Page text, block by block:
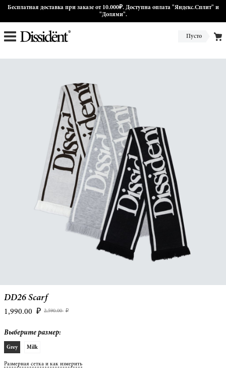
Бесплатная доставка при заказе от 10.000₽. Доступна оплата "Яндекс.Сплит" и
"Долями".
Пусто
DD26 Scarf
1,990.00 ₽ 2,590.00 ₽
Выберите размер:
Grey Milk
Размерная сетка и как измерить